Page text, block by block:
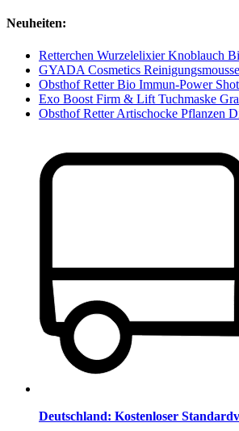
Neuheiten:
Retterchen Wurzelelixier Knoblauch
GYADA Cosmetics Reinigungsmousse
Obsthof Retter Bio Immun-Power
Exo Boost Firm & Lift Tuchmaske
Obsthof Retter Artischocke Pflanzen
Deutschland: Kostenloser